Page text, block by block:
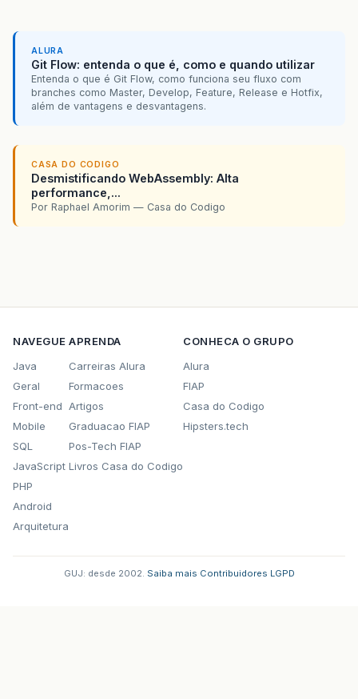
ALURA
Git Flow: entenda o que é, como e quando utilizar
Entenda o que é Git Flow, como funciona seu fluxo com
branches como Master, Develop, Feature, Release e Hotfix,
além de vantagens e desvantagens.
CASA DO CODIGO
Desmistificando WebAssembly: Alta
performance,...
Por Raphael Amorim — Casa do Codigo
NAVEGUE
Java
Geral
Front-end
Mobile
SQL
JavaScript
PHP
Android
Arquitetura
APRENDA
Carreiras Alura
Formacoes
Artigos
Graduacao FIAP
Pos-Tech FIAP
Livros Casa do Codigo
CONHECA O GRUPO
Alura
FIAP
Casa do Codigo
Hipsters.tech
GUJ: desde 2002. Saiba mais Contribuidores LGPD